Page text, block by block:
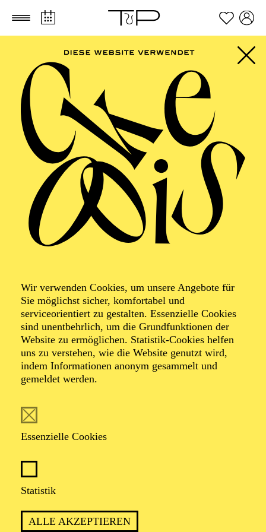
Zum Hauptinhalt springen Zum Footer springen
Wir verwenden Cookies, um unsere Angebote für
Sie möglichst sicher, komfortabel und
serviceorientiert zu gestalten. Essenzielle Cookies
sind unentbehrlich, um die Grundfunktionen der
Website zu ermöglichen. Statistik-Cookies helfen
uns zu verstehen, wie die Website genutzt wird,
indem Informationen anonym gesammelt und
gemeldet werden.
Essenzielle Cookies
Statistik
ALLE AKZEPTIEREN
Foto: Johan Sandberg
Julia Schalitz
Tänzerin (Gruppe)
Abstammung. Ihre Ausbildung absolvierte sie u. a. an
Berlin sowie an der Staatlichen Ballettschule Berlin und
Corps de ballet des Staatsballett Berlin u. a. in Stücken
wie „Der Nussknacker“, „Sylvia“, „La Bayadère“